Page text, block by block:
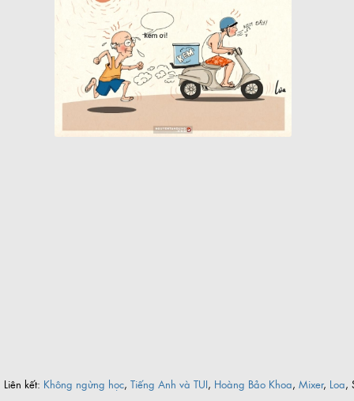
Chợ Bến Thành xưa tên thiệt là gì?
Khách sạn nổi 5 sao biểu tượng một thời của Sài Gòn
Cụ bà làm cửu vạn ở chợ đầu mối Sài Gòn
Liên kết: Không ngừng học, Tiếng Anh và TUI, Hoàng Bảo Khoa, Mixer, Loa,